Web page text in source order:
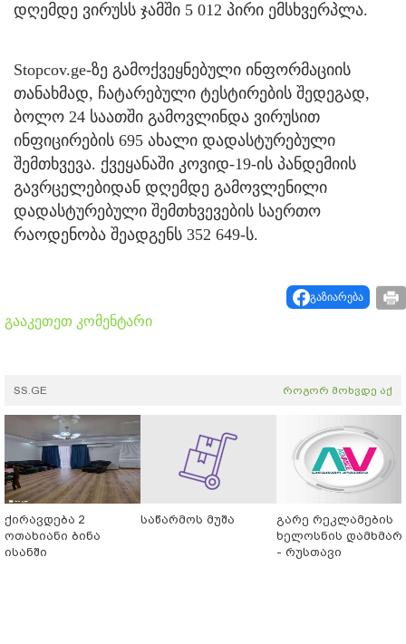
დღემდე ვირუსს ჯამში 5 012 პირი ემსხვერპლა.
Stopcov.ge-ზე გამოქვეყნებული ინფორმაციის
თანახმად, ჩატარებული ტესტირების შედეგად,
ბოლო 24 საათში გამოვლინდა ვირუსით
ინფიცირების 695 ახალი დადასტურებული
შემთხვევა. ქვეყანაში კოვიდ-19-ის პანდემიის
გავრცელებიდან დღემდე გამოვლენილი
დადასტურებული შემთხვევების საერთო
რაოდენობა შეადგენს 352 649-ს.
გაზიარება
გააკეთეთ კომენტარი
SS.GE როგორ მოხვდე აქ
ქირავდება 2
ოთახიანი ბინა
ისანში
საწარმოს მუშა
გარე რეკლამების
ხელოსნის
- რუსთავი